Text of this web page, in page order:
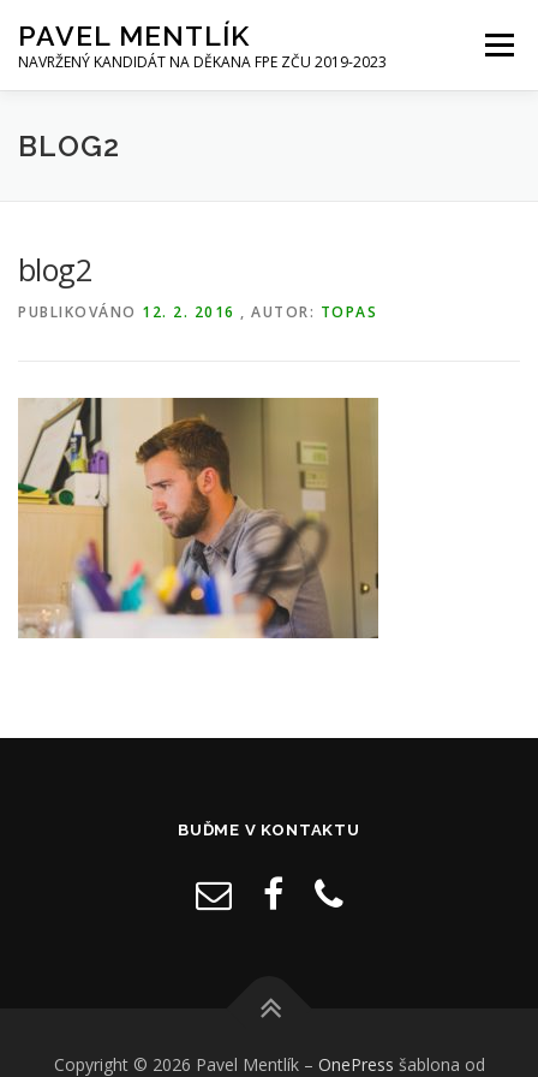
obsah
PAVEL MENTLÍK
NAVRŽENÝ KANDIDÁT NA DĚKANA FPE ZČU 2019-2023
Menu
TÝM
BLOG2
blog2
PUBLIKOVÁNO 12. 2. 2016 , AUTOR: TOPAS
BUĎME V KONTAKTU
Copyright © 2026 Pavel Mentlík – OnePress šablona od